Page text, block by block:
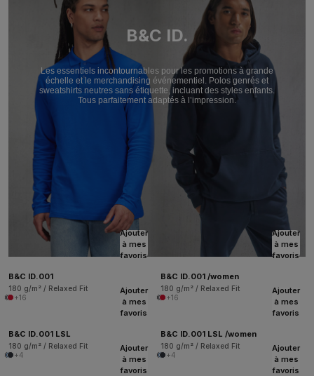
B&C ID.
Les essentiels incontournables pour les promotions à grande
échelle et le merchandising événementiel. Polos genrés et
sweatshirts neutres sans étiquette, incluant des styles enfants.
Tous parfaitement adaptés à l’impression.
Ajouter
à mes
favoris
B&C ID.001
180 g/m² / Relaxed Fit
+16
Ajouter
à mes
favoris
B&C ID.001 /women
180 g/m² / Relaxed Fit
+16
Ajouter
à mes
favoris
B&C ID.001 LSL
180 g/m² / Relaxed Fit
+4
Ajouter
à mes
favoris
B&C ID.001 LSL /women
180 g/m² / Relaxed Fit
+4
Ajouter
à mes
favoris
Ajouter
à mes
favoris